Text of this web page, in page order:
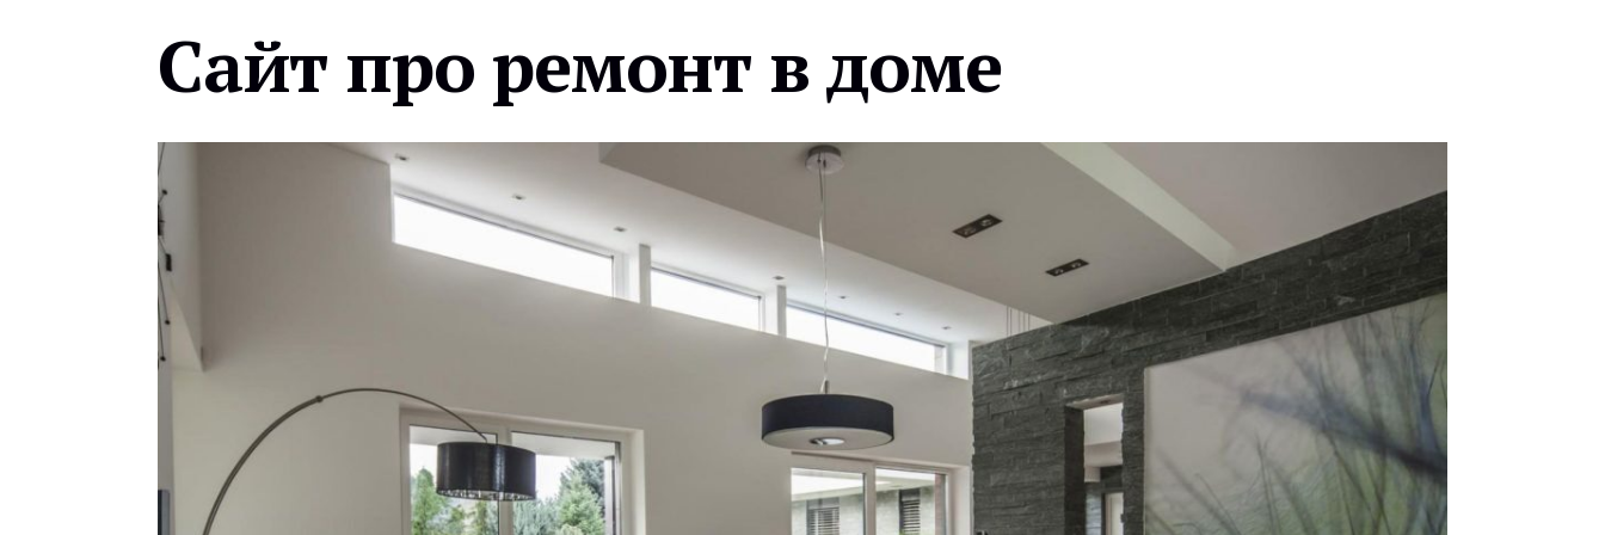
Сайт про ремонт в доме